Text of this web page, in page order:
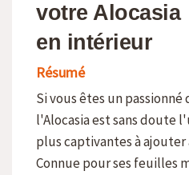
votre Alocasia
en intérieur
Résumé
Si vous êtes un
l'Alocasia est sans doute
plus captivantes à
Connue pour ses feuilles